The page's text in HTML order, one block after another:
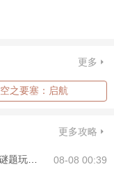
更多
空之要塞：启航
更多攻略
08-08 00:39